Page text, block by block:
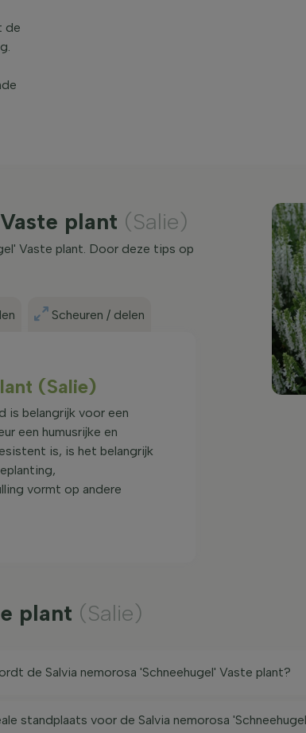
de
plant (Salie)
Vaste plant. Door deze tips op
Scheuren / delen
(Salie)
belangrijk voor een
een humusrijke en
is, is het belangrijk
vormt op andere
plant (Salie)
de Salvia nemorosa 'Schneehugel' Vaste plant?
standplaats voor de Salvia nemorosa